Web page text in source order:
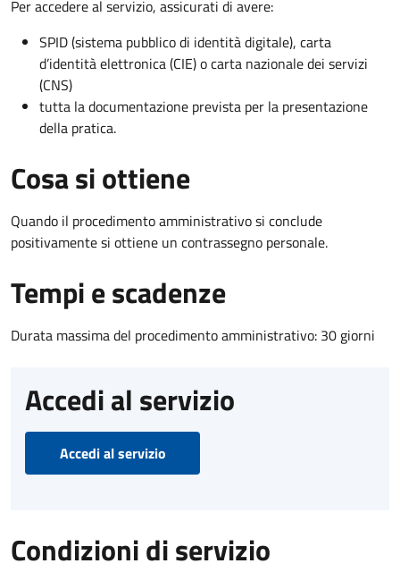
Per accedere al servizio, assicurati di avere:
SPID (sistema pubblico di identità digitale), carta
d’identità elettronica (CIE) o carta nazionale dei servizi
(CNS)
tutta la documentazione prevista per la presentazione
della pratica.
Cosa si ottiene
Quando il procedimento amministrativo si conclude
positivamente si ottiene un contrassegno personale.
Tempi e scadenze
Durata massima del procedimento amministrativo: 30 giorni
Accedi al servizio
Accedi al servizio
Condizioni di servizio